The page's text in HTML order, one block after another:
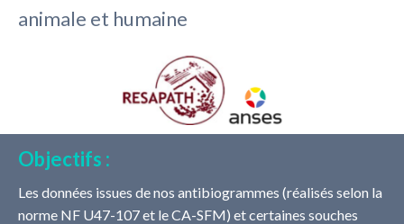
animale et humaine
Objectifs :
Les données issues de nos antibiogrammes (réalisés selon la
norme NF U47-107 et le CA-SFM) et certaines souches